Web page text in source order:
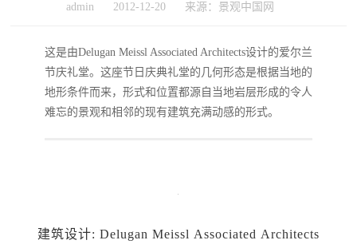
admin 2012-12-20 来源：景观中国网
这是由Delugan Meissl Associated Architects设计的爱尔兰
节庆礼堂。这座节日庆典礼堂的几何形态是根据当地的
地形条件而来，形式和位置都源自当地岩层形成的令人
难忘的景观和相邻的现有建筑充满动感的形式。
建筑设计: Delugan Meissl Associated Architects